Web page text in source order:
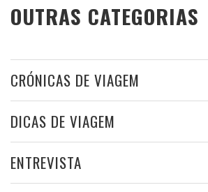
OUTRAS CATEGORIAS
CRÓNICAS DE VIAGEM
DICAS DE VIAGEM
ENTREVISTA